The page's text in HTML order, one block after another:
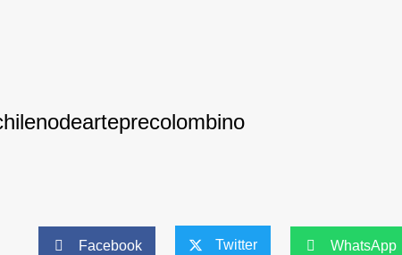
Facebook Twitter WhatsApp